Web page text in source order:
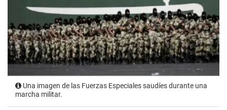
Una imagen de las Fuerzas Especiales saudíes durante una
marcha militar.